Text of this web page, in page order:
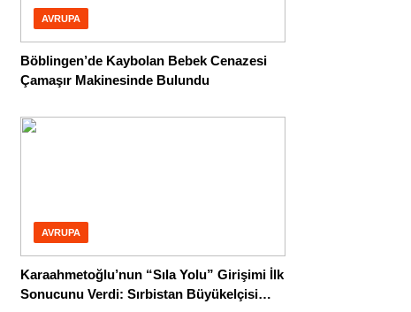
AVRUPA
Böblingen’de Kaybolan Bebek Cenazesi
Çamaşır Makinesinde Bulundu
AVRUPA
Karaahmetoğlu’nun “Sıla Yolu” Girişimi İlk
Sonucunu Verdi: Sırbistan Büyükelçisi